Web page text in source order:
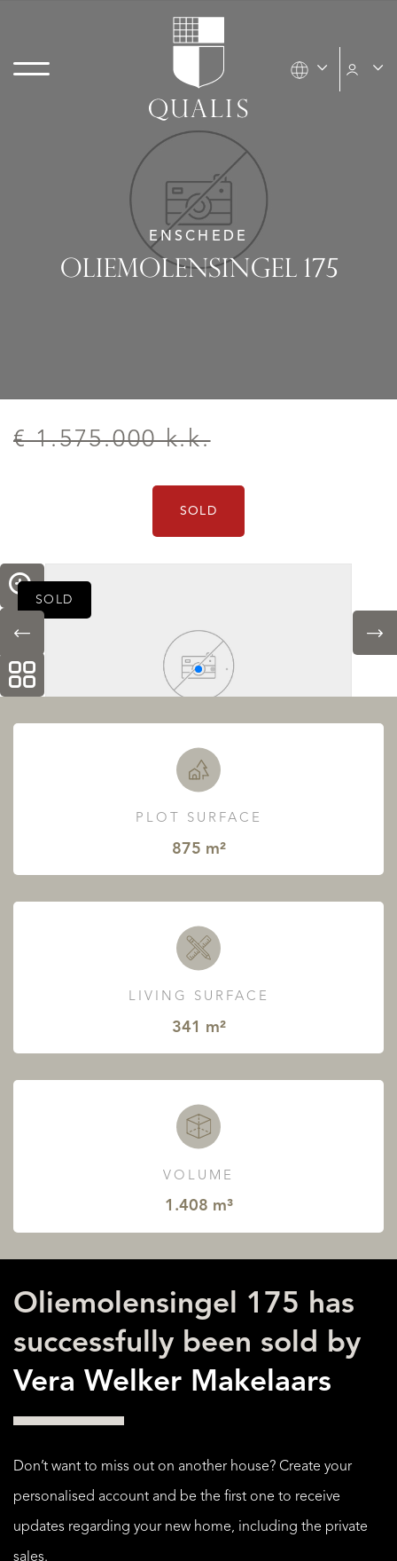
ENSCHEDE
OLIEMOLENSINGEL 175
€ 1.575.000 k.k.
SOLD
SOLD
PLOT SURFACE
875 m²
LIVING SURFACE
341 m²
VOLUME
1.408 m³
Oliemolensingel 175 has
successfully been sold by
Vera Welker Makelaars
Don’t want to miss out on another house? Create your
personalised account and be the first one to receive
updates regarding your new home, including the private
sales.